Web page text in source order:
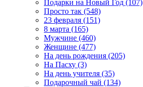
Подарки на Новый Год (107)
Просто так (548)
23 февраля (151)
8 марта (165)
Мужчине (460)
Женщине (477)
На день рождения (205)
На Пасху (3)
На день учителя (35)
Подарочный чай (134)